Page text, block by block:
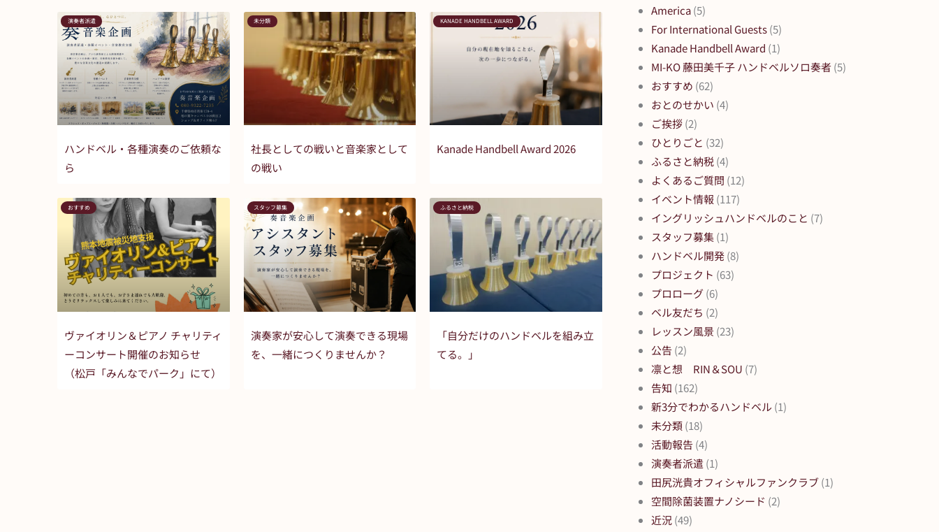
演奏者派遣
ハンドベル・各種演奏のご依頼な
ら
未分類
社長としての戦いと音楽家として
の戦い
KANADE HANDBELL AWARD
Kanade Handbell Award 2026
おすすめ
ヴァイオリン＆ピアノ チャリティ
ーコンサート開催のお知らせ
（松戸「みんなでパーク」にて）
スタッフ募集
演奏家が安心して演奏できる現場
を、一緒につくりませんか？
ふるさと納税
「自分だけのハンドベルを組み立
てる。」
America(5)
For International Guests(5)
Kanade Handbell Award (1)
MI-KO 藤田美千子 ハンドベルソロ奏者(5)
おすすめ (62)
おとのせかい (4)
ご挨拶(2)
ひとりごと (32)
ふるさと納税(4)
よくあるご質問 (12)
イベント情報 (117)
イングリッシュハンドベルのこと (7)
スタッフ募集(1)
ハンドベル開発(8)
プロジェクト (63)
プロローグ(6)
ベル友だち (2)
レッスン風景 (23)
公告(2)
凛と想 RIN＆SOU (7)
告知 (162)
新3分でわかるハンドベル (1)
未分類(18)
活動報告(4)
演奏者派遣(1)
田尻洸貴オフィシャルファンクラブ(1)
空間除菌装置ナノシード (2)
近況(49)